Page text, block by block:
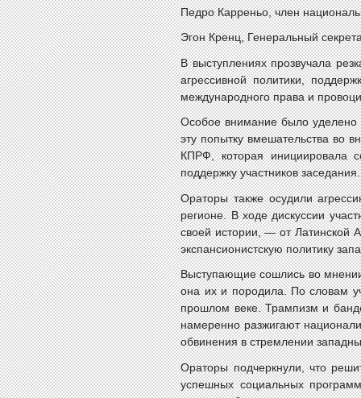
Педро Карреньо, член
Эгон Кренц, Генеральный
В выступлениях прозвучала
агрессивной политики,
международного права и
Особое внимание было
эту попытку вмешательства во
КПРФ, которая инициировала
поддержку участников заседания.
Ораторы также осудили
регионе. В ходе дискуссии
своей истории, — от Латинской
экспансионистскую политику
Выступающие сошлись во
она их и породила. По словам
прошлом веке. Трампизм и
намеренно разжигают
обвинения в стремлении
Ораторы подчеркнули, что
успешных социальных